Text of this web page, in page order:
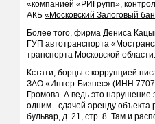
«компанией «РИГрупп»,
АКБ «Московский Залоговый
Более того, фирма Дениса
ГУП автотранспорта
транспорта Московской области.
Кстати, борцы с коррупцией
ЗАО «Интер-Бизнес» (ИНН
Громова. А ведь это нарушение
одним - сдачей аренду объекта
бульвар, д. 21, стр. 8. Там и